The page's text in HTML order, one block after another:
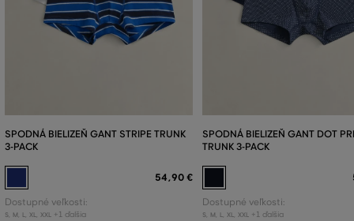
SPODNÁ BIELIZEŇ GANT STRIPE TRUNK
3-PACK
54,90 €
Dostupné veľkosti:
S M L XL XXL +1 ďalšia
SPODNÁ BIELIZEŇ GANT DOT
TRUNK 3-PACK
Dostupné veľkosti:
S M L XL XXL +1 ďalšia